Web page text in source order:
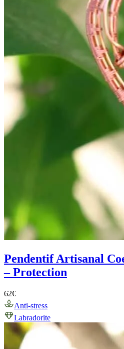
Pendentif Artisanal
– Protection
62€
Anti-stress
Labradorite